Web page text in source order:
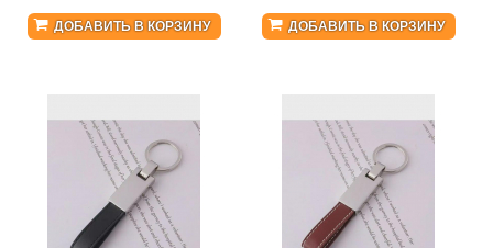
ДОБАВИТЬ В КОРЗИНУ ДОБАВИТЬ В КОРЗИНУ